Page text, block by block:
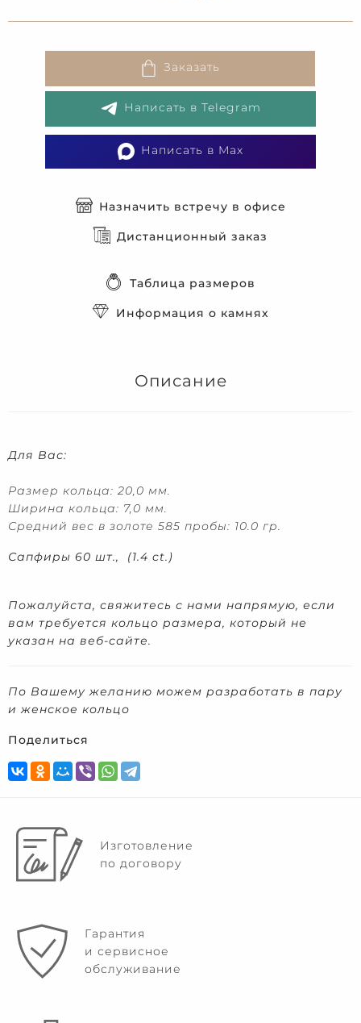
Заказать
Написать в Telegram
Написать в Max
Назначить встречу в офисе
Дистанционный заказ
Таблица размеров
Информация о камнях
Описание
Для Вас:
Размер кольца: 20,0 мм.
Ширина кольца: 7,0 мм.
Средний вес в золоте 585 пробы: 10.0 гр.
Сапфиры 60 шт., (1.4 ct.)
Пожалуйста, свяжитесь с нами напрямую, если
вам требуется кольцо размера, который не
указан на веб-сайте.
По Вашему желанию можем разработать в пару
и женское кольцо
Поделиться
Изготовление
по договору
Гарантия
и сервисное
обслуживание